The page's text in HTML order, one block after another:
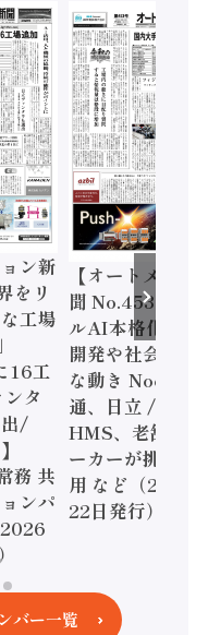
ン新
ジカ
産AI
活発
富士
備 ×
メ
タ活
7月
【オートメーシ
聞 No.452】ロ
ェル「スマート
ファクチャリン
書2026」、日
ピード感に課題
ソニック インダ
リー、モーショ
強化 / オムロン
安全設計支援（
バー一覧